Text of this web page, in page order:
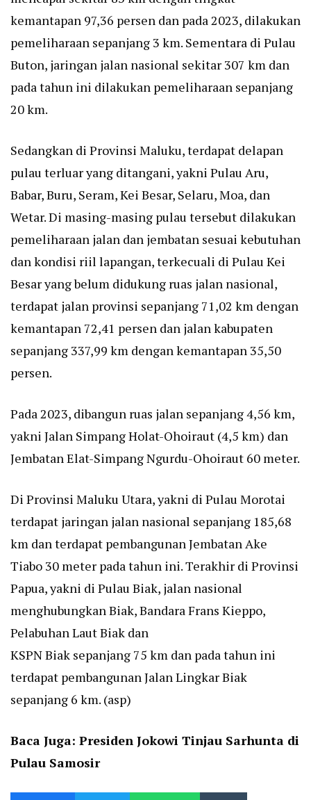
kemantapan 97,36 persen dan pada 2023, dilakukan
pemeliharaan sepanjang 3 km. Sementara di Pulau
Buton, jaringan jalan nasional sekitar 307 km dan
pada tahun ini dilakukan pemeliharaan sepanjang
20 km.
Sedangkan di Provinsi Maluku, terdapat delapan
pulau terluar yang ditangani, yakni Pulau Aru,
Babar, Buru, Seram, Kei Besar, Selaru, Moa, dan
Wetar. Di masing-masing pulau tersebut dilakukan
pemeliharaan jalan dan jembatan sesuai kebutuhan
dan kondisi riil lapangan, terkecuali di Pulau Kei
Besar yang belum didukung ruas jalan nasional,
terdapat jalan provinsi sepanjang 71,02 km dengan
kemantapan 72,41 persen dan jalan kabupaten
sepanjang 337,99 km dengan kemantapan 35,50
persen.
Pada 2023, dibangun ruas jalan sepanjang 4,56 km,
yakni Jalan Simpang Holat-Ohoiraut (4,5 km) dan
Jembatan Elat-Simpang Ngurdu-Ohoiraut 60 meter.
Di Provinsi Maluku Utara, yakni di Pulau Morotai
terdapat jaringan jalan nasional sepanjang 185,68
km dan terdapat pembangunan Jembatan Ake
Tiabo 30 meter pada tahun ini. Terakhir di Provinsi
Papua, yakni di Pulau Biak, jalan nasional
menghubungkan Biak, Bandara Frans Kieppo,
Pelabuhan Laut Biak dan
KSPN Biak sepanjang 75 km dan pada tahun ini
terdapat pembangunan Jalan Lingkar Biak
sepanjang 6 km. (asp)
Baca Juga: Presiden Jokowi Tinjau Sarhunta di
Pulau Samosir